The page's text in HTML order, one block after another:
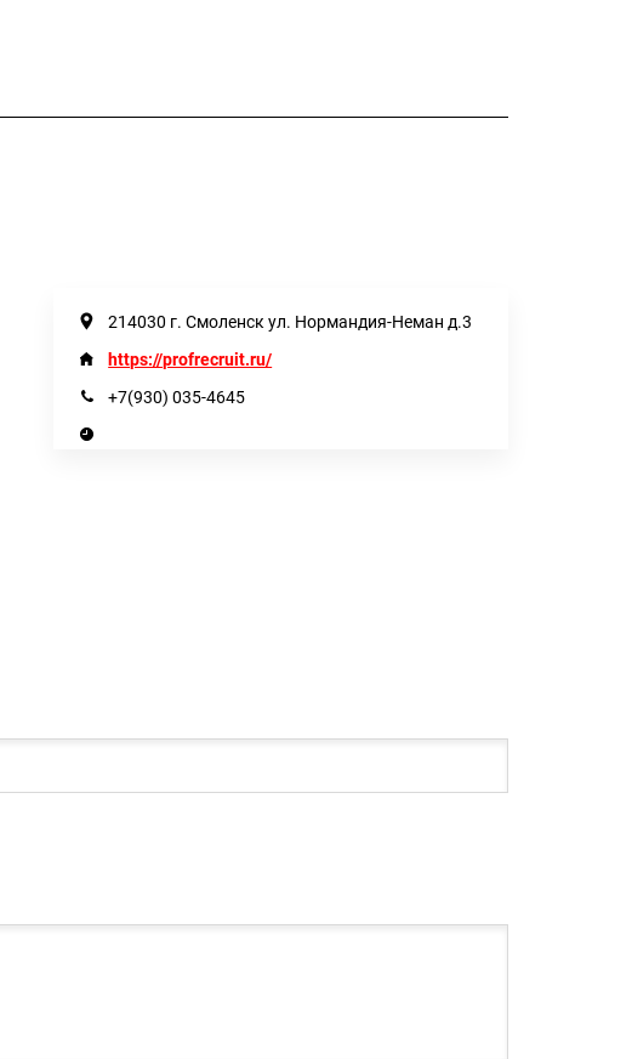
214030 г. Смоленск ул. Нормандия-Неман д.3
https://profrecruit.ru/
+7(930) 035-4645